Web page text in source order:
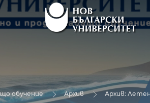
обучение Архив Архив: